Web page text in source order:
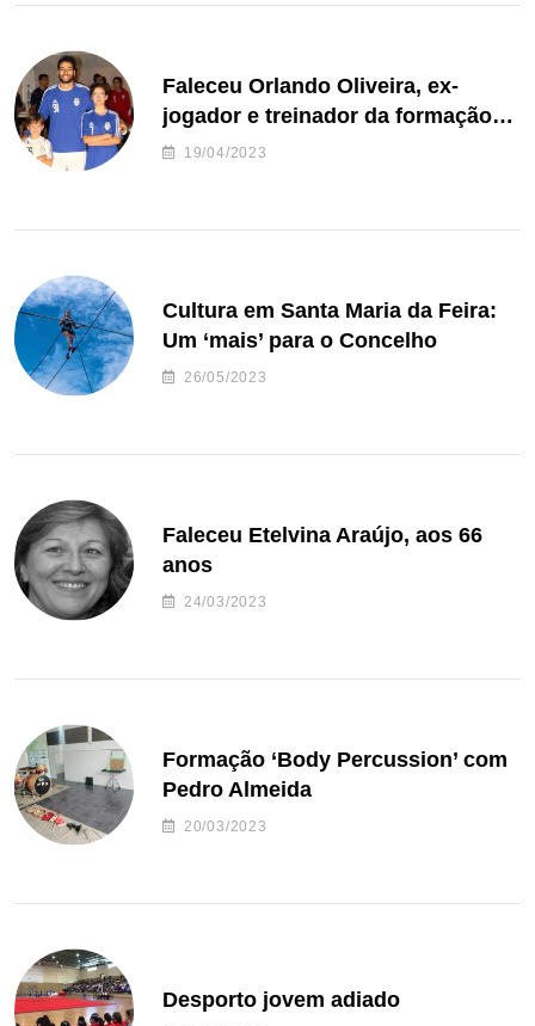
Faleceu Orlando Oliveira, ex-
jogador e treinador da formação
de andebol do Feirense
19/04/2023
Cultura em Santa Maria da Feira:
Um ‘mais’ para o Concelho
26/05/2023
Faleceu Etelvina Araújo, aos 66
anos
24/03/2023
Formação ‘Body Percussion’ com
Pedro Almeida
20/03/2023
Desporto jovem adiado